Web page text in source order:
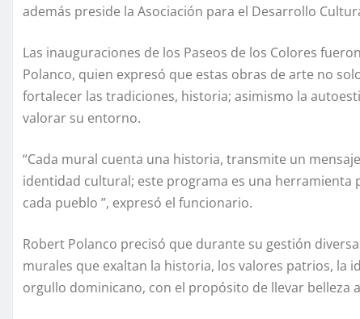
además preside la Asociación para el Desarrollo
Las inauguraciones de los Paseos de los Colores
Polanco, quien expresó que estas obras de arte no
fortalecer las tradiciones, historia; asimismo la
valorar su entorno.
“Cada mural cuenta una historia, transmite un
identidad cultural; este programa es una herramienta
cada pueblo ”, expresó el funcionario.
Robert Polanco precisó que durante su gestión
murales que exaltan la historia, los valores patrios, la
orgullo dominicano, con el propósito de llevar belleza